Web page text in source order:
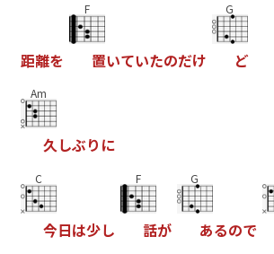
距離を
F
置いていたのだけ
G
ど
Am
久しぶり に
C
今日は少し
F
話が
G
あるので